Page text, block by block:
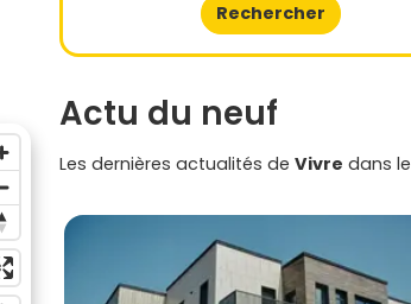
Rechercher
Actu du neuf
Les dernières actualités de Vivre dans le